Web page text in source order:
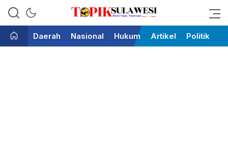
Topik Sulawesi
Bicara Tegas Terpercaya
Daerah
Nasional Hukum Artikel Politik